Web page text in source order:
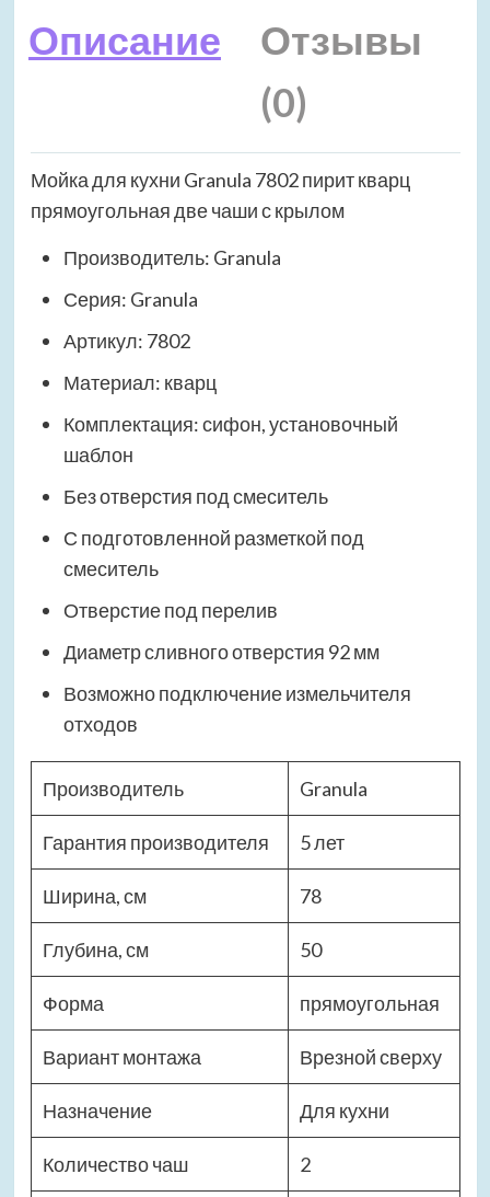
Описание
Отзывы
(0)
Мойка для кухни Granula 7802 пирит кварц
прямоугольная две чаши с крылом
Производитель: Granula
Серия: Granula
Артикул: 7802
Материал: кварц
Комплектация: сифон, установочный
шаблон
Без отверстия под смеситель
С подготовленной разметкой под
смеситель
Отверстие под перелив
Диаметр сливного отверстия 92 мм
Возможно подключение измельчителя
отходов
Производитель Granula
Гарантия производителя 5 лет
Ширина, см 78
Глубина, см 50
Форма прямоугольная
Вариант монтажа Врезной сверху
Назначение Для кухни
Количество чаш 2